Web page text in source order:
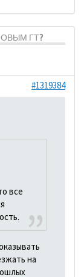
ГТ?
#1319384
все
на